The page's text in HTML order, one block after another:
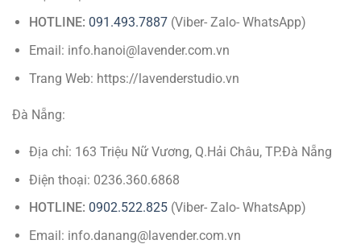
HOTLINE: 091.493.7887(Viber- Zalo- WhatsApp)
Email: info.hanoi@lavender.com.vn
Trang Web: https://lavenderstudio.vn
Đà Nẵng:
Địa chỉ: 163 Triệu Nữ Vương, Q.Hải Châu, TP.Đà Nẵng
Điện thoại: 0236.360.6868
HOTLINE: 0902.522.825(Viber- Zalo- WhatsApp)
Email: info.danang@lavender.com.vn